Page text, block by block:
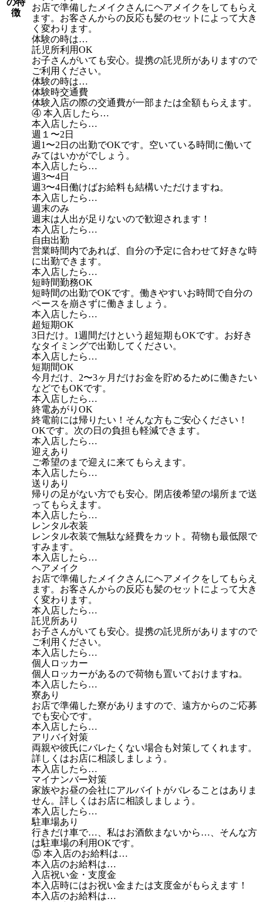
徴
お店で準備したメイクさんにヘアメイクをしてもらえ
ます。お客さんからの反応も髪のセットによって大き
く変わります。
体験の時は…
託児所利用OK
お子さんがいても安心。提携の託児所がありますので
ご利用ください。
体験の時は…
体験時交通費
体験入店の際の交通費が一部または全額もらえます。
④ 本入店したら…
本入店したら…
週１〜2日
週1〜2日の出勤でOKです。空いている時間に働いて
みてはいかがでしょう。
本入店したら…
週3〜4日
週3〜4日働けばお給料も結構いただけますね。
本入店したら…
週末のみ
週末は人出が足りないので歓迎されます！
本入店したら…
自由出勤
営業時間内であれば、自分の予定に合わせて好きな時
に出勤できます。
本入店したら…
短時間勤務OK
短時間の出勤でOKです。働きやすいお時間で自分の
ペースを崩さずに働きましょう。
本入店したら…
超短期OK
3日だけ。1週間だけという超短期もOKです。お好き
なタイミングで出勤してください。
本入店したら…
短期間OK
今月だけ、2〜3ヶ月だけお金を貯めるために働きたい
などでもOKです。
本入店したら…
終電あがりOK
終電前には帰りたい！そんな方もご安心ください！
OKです。次の日の負担も軽減できます。
本入店したら…
迎えあり
ご希望のまで迎えに来てもらえます。
本入店したら…
送りあり
帰りの足がない方でも安心。閉店後希望の場所まで送
ってもらえます。
本入店したら…
レンタル衣装
レンタル衣装で無駄な経費をカット。荷物も最低限で
すみます。
本入店したら…
ヘアメイク
お店で準備したメイクさんにヘアメイクをしてもらえ
ます。お客さんからの反応も髪のセットによって大き
く変わります。
本入店したら…
託児所あり
お子さんがいても安心。提携の託児所がありますので
ご利用ください。
本入店したら…
個人ロッカー
個人ロッカーがあるので荷物も置いておけますね。
本入店したら…
寮あり
お店で準備した寮がありますので、遠方からのご応募
でも安心です。
本入店したら…
アリバイ対策
両親や彼氏にバレたくない場合も対策してくれます。
詳しくはお店に相談しましょう。
本入店したら…
マイナンバー対策
家族やお昼の会社にアルバイトがバレることはありま
せん。詳しくはお店に相談しましょう。
本入店したら…
駐車場あり
行きだけ車で…、私はお酒飲まないから…、そんな方
は駐車場の利用OKです。
⑤ 本入店のお給料は…
本入店のお給料は…
入店祝い金・支度金
本入店時にはお祝い金または支度金がもらえます！
本入店のお給料は…